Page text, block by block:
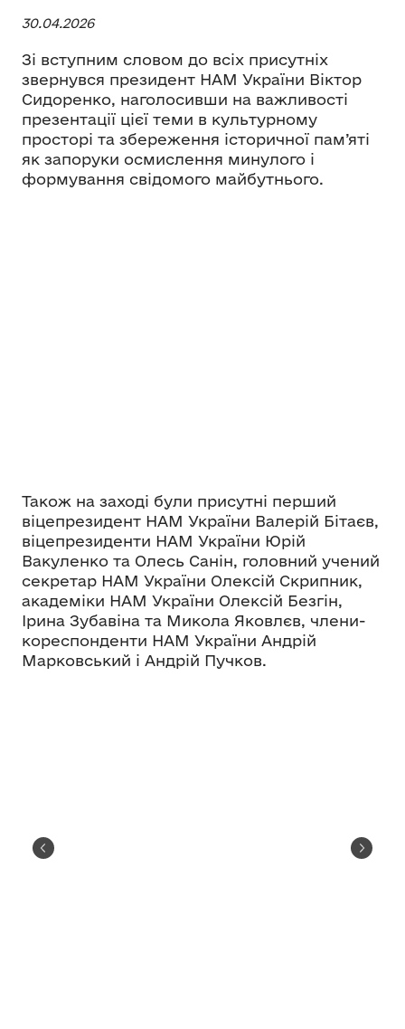
30.04.2026
Зі вступним словом до всіх присутніх
звернувся президент НАМ України Віктор
Сидоренко, наголосивши на важливості
презентації цієї теми в культурному
просторі та збереження історичної пам’яті
як запоруки осмислення минулого і
формування свідомого майбутнього.
Також на заході були присутні перший
віцепрезидент НАМ України Валерій Бітаєв,
віцепрезиденти НАМ України Юрій
Вакуленко та Олесь Санін, головний учений
секретар НАМ України Олексій Скрипник,
академіки НАМ України Олексій Безгін,
Ірина Зубавіна та Микола Яковлєв, члени-
кореспонденти НАМ України Андрій
Марковський і Андрій Пучков.